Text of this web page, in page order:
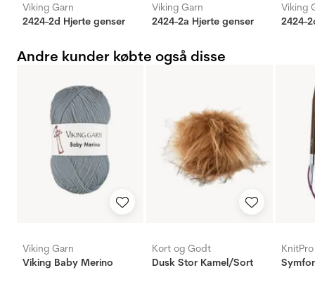
Viking Garn
2424-2d Hjerte genser
Viking Garn
2424-2a Hjerte genser
Viking
2424-
Andre kunder købte også disse
Viking Garn
Viking Baby Merino
Kort og Godt
Dusk Stor Kamel/Sort
KnitPro